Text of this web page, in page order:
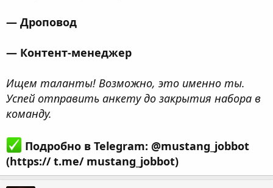
— Дроповод
— Контент-менеджер
Ищем таланты! Возможно, это именно ты.
Успей отправить анкету до закрытия набора в
команду.
Подробно в Telegram: @mustang_jobbot
(https:// t.me/ mustang_jobbot)